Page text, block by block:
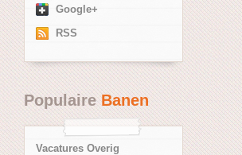
Google+
RSS
PopulaireBanen
Vacatures Overig